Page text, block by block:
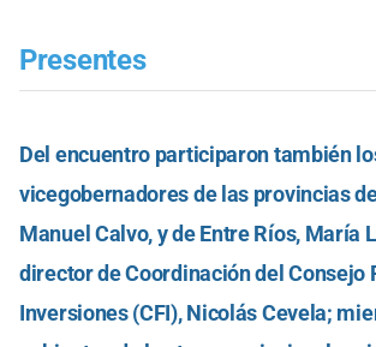
Presentes
Del encuentro participaron también
vicegobernadores de las provincias
Manuel Calvo, y de Entre Ríos, María
director de Coordinación del Consejo
Inversiones (CFI), Nicolás Cevela;